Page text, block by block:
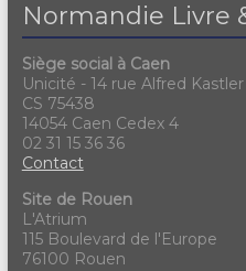
Normandie Livre
Siège social à Caen
Unicité - 14 rue Alfred Kastler
CS 75438
14054 Caen Cedex 4
02 31 15 36 36
Contact
Site de Rouen
L'Atrium
115 Boulevard de l'Europe
76100 Rouen